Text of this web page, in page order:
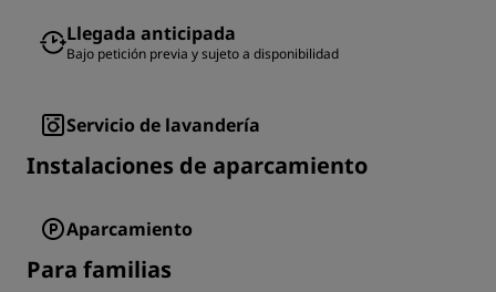
Llegada anticipada
Bajo petición previa y sujeto a disponibilidad
Servicio de lavandería
Instalaciones de aparcamiento
Aparcamiento
Para familias